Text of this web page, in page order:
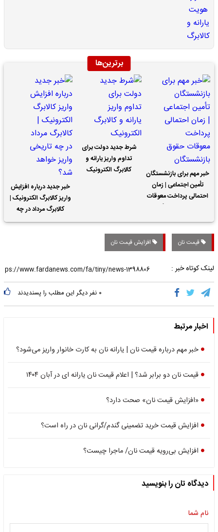
برترین‌ها
خبر مهم برای بازنشستگان
تأمین اجتماعی | زمان
احتمالی پرداخت معوقات
شرط جدید دولت برای
تداوم واریز یارانه و
کالابرگ الکترونیک
خبر جدید درباره افزایش
واریز کالابرگ الکترونیک |
کالابرگ مرداد در چه
تاریخی واریز خواهد شد؟
قیمت نان افزایش قیمت نان
لینک کوتاه خبر :
۰ نفر دیگر این مطلب را پسندیدند
اخبار مرتبط
خبر مهم درباره قیمت نان | یارانه نان به کارت خانوار واریز می‌شود؟
قیمت نان دو برابر شد؟ | اعلام قیمت نان یارانه ای در آبان ۱۴۰۴
«افزایش قیمت نان» صحت دارد؟
افزایش قیمت خرید تضمینی گندم/گرانی نان در راه است؟
افزایش بی‌رویه قیمت نان/ ماجرا چیست؟
دیدگاه تان را بنویسید
نام شما